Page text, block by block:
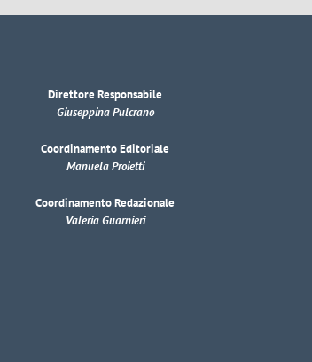
Direttore Responsabile
Giuseppina Pulcrano
Coordinamento Editoriale
Manuela Proietti
Coordinamento Redazionale
Valeria Guarnieri